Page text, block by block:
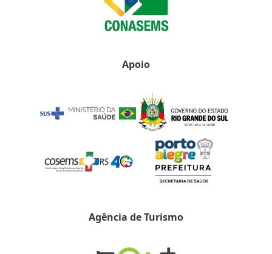
Apoio
Agência de Turismo